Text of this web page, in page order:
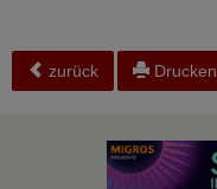
zurück Drucken